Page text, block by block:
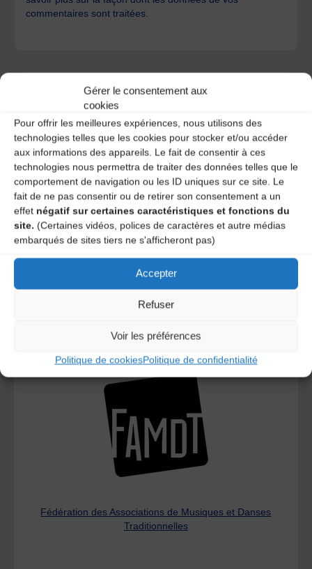
Gérer le consentement aux
cookies
Pour offrir les meilleures expériences, nous utilisons des
technologies telles que les cookies pour stocker et/ou accéder
aux informations des appareils. Le fait de consentir à ces
technologies nous permettra de traiter des données telles que le
comportement de navigation ou les ID uniques sur ce site. Le
fait de ne pas consentir ou de retirer son consentement a un
effet négatif sur certaines caractéristiques et fonctions du
site. (Certaines vidéos, polices de caractères et autre médias
embarqués de sites tiers ne s'afficheront pas)
Accepter
Refuser
Voir les préférences
Politique de cookiesPolitique de confidentialité
commentaires sont traitées
A DECOUVRIR :
Le distributeur des musiques Trad'
Fédération des Associations de Musiques et Danses
Traditionnelles